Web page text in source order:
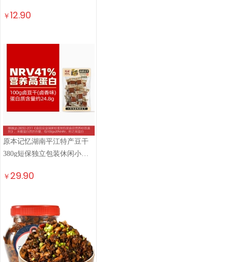
【香辣味】240g
￥12.90
原本记忆湖南平江特产豆干
380g短保独立包装休闲小零
￥ 29.90